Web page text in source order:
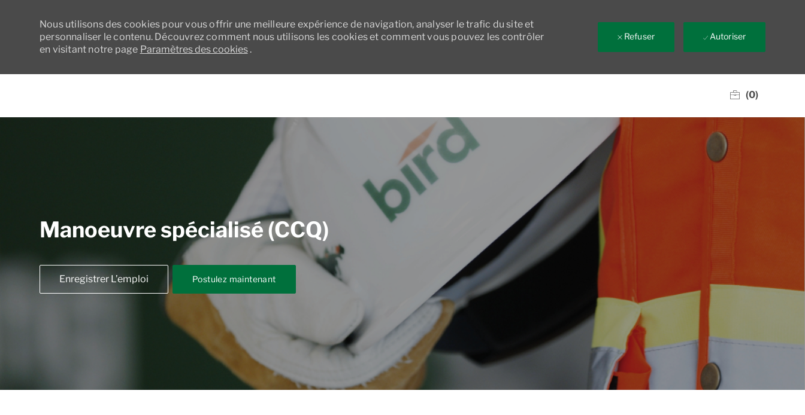
Nous utilisons des cookies pour vous offrir une meilleure expérience de navigation, analyser le trafic du site et
personnaliser le contenu. Découvrez comment nous utilisons les cookies et comment vous pouvez les contrôler
en visitant notre page Paramètres des cookies.
Refuser Autoriser
(0)
Manoeuvre spécialisé (CCQ)
Enregistrer L’emploi Postulez maintenant